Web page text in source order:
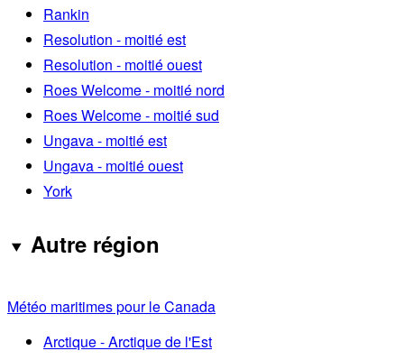
Rankin
Resolution - moitié est
Resolution - moitié ouest
Roes Welcome - moitié nord
Roes Welcome - moitié sud
Ungava - moitié est
Ungava - moitié ouest
York
Autre région
Météo maritimes pour le Canada
Arctique - Arctique de l'Est